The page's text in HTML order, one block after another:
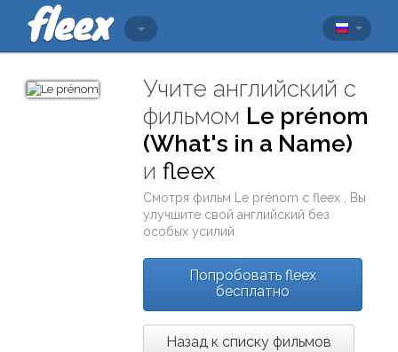
Учите английский с
фильмом Le prénom
(What's in a Name)
иfleex
Смотря фильм Le prénom сfleex
, Вы
улучшите свой английский без
особых усилий.
Попробовать fleex
бесплатно
Назад к списку фильмов